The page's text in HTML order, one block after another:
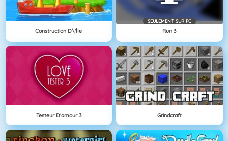
Construction D\'île
SEULEMENT SUR PC
Run 3
Testeur D'amour 3 Grindcraft